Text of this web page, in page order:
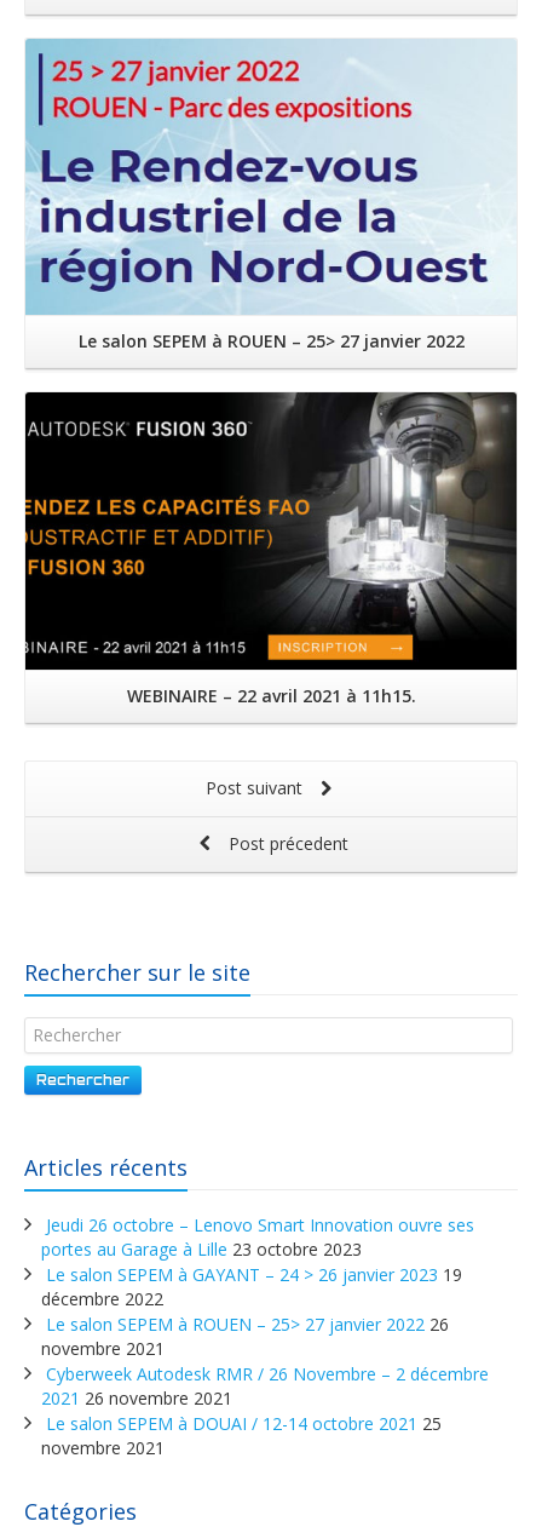
Lire la suite
Le salon SEPEM à ROUEN – 25> 27 janvier 2022
Lire la suite
WEBINAIRE – 22 avril 2021 à 11h15.
Post suivant
Post précedent
Rechercher sur le site
Rechercher
Articles récents
Jeudi 26 octobre – Lenovo Smart Innovation ouvre ses
portes au Garage à Lille 23 octobre 2023
Le salon SEPEM à GAYANT – 24 > 26 janvier 2023 19
décembre 2022
Le salon SEPEM à ROUEN – 25> 27 janvier 2022 26
novembre 2021
Cyberweek Autodesk RMR / 26 Novembre – 2 décembre
2021 26 novembre 2021
Le salon SEPEM à DOUAI / 12-14 octobre 2021 25
novembre 2021
Catégories